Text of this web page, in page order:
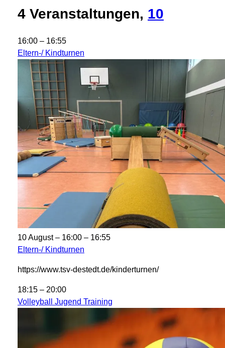
4 Veranstaltungen, 10
16:00 – 16:55
Eltern-/ Kindturnen
10 August – 16:00 – 16:55
Eltern-/ Kindturnen
https://www.tsv-destedt.de/kinderturnen/
18:15 – 20:00
Volleyball Jugend Training